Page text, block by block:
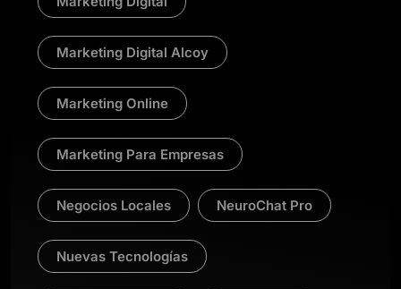
Marketing Digital Alcoy
Marketing Online
Marketing Para Empresas
Negocios Locales NeuroChat Pro
Nuevas Tecnologías